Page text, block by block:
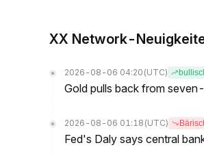
XX Network-
2026-08-06 04:20 (UTC)
Gold pulls back from
2026-08-06 01:18 (UTC)
Fed's Daly says central